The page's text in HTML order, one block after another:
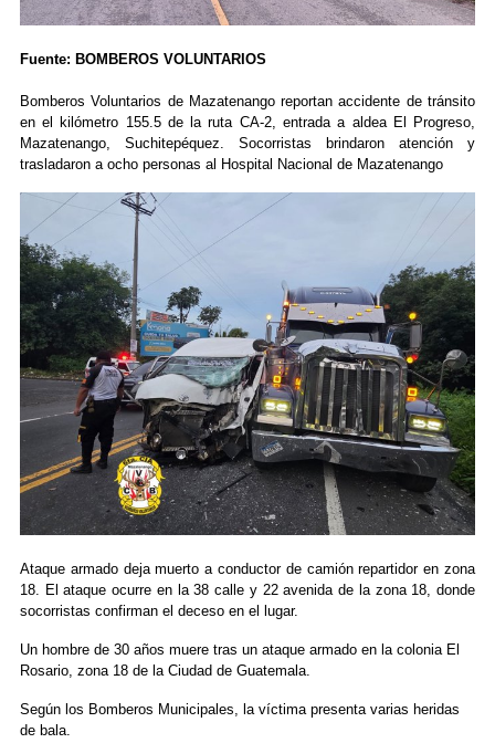
Fuente: BOMBEROS VOLUNTARIOS
Bomberos Voluntarios de Mazatenango reportan accidente de tránsito
en el kilómetro 155.5 de la ruta CA-2, entrada a aldea El Progreso,
Mazatenango, Suchitepéquez. Socorristas brindaron atención y
trasladaron a ocho personas al Hospital Nacional de Mazatenango
Ataque armado deja muerto a conductor de camión repartidor en zona
18. El ataque ocurre en la 38 calle y 22 avenida de la zona 18, donde
socorristas confirman el deceso en el lugar.
Un hombre de 30 años muere tras un ataque armado en la colonia El
Rosario, zona 18 de la Ciudad de Guatemala.
Según los Bomberos Municipales, la víctima presenta varias heridas
de bala.